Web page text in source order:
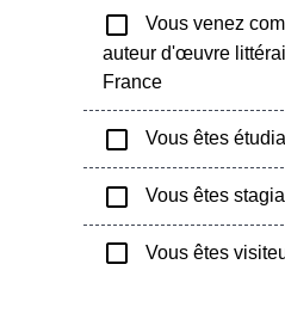
check_box_outline_blank
Vous venez
auteur d'œuvre
France
check_box_outline_blank Vous êtes
check_box_outline_blank Vous êtes
check_box_outline_blank Vous êtes